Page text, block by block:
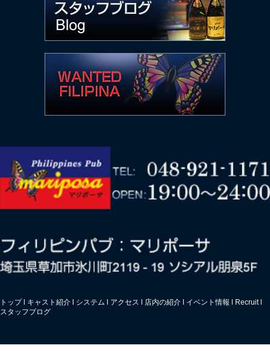
トップl キャスト紹介 システム アクセス 店内の紹介 イベント情報 Recruitl
スタッフブログ